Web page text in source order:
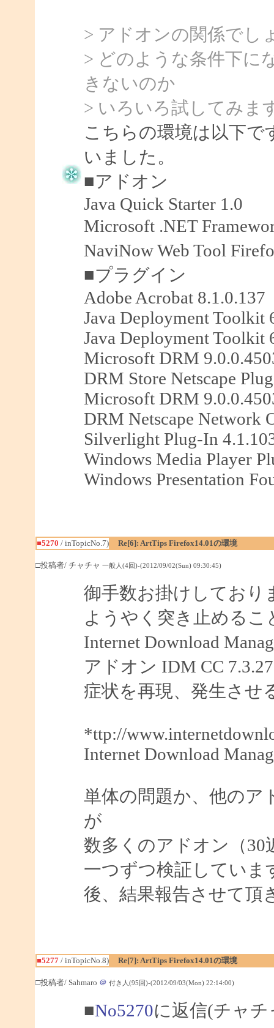
> アドオンの関係でし
> どのような条件下に
きないのか
> いろいろ試してみま
こちらの環境は以下で
いました。
■アドオン
Java Quick Starter 1.0
Microsoft .NET
NaviNow Web Tool
■プラグイン
Adobe Acrobat 8.1.0.137
Java Deployment Toolkit
Java Deployment Toolkit
Microsoft DRM
DRM Store Netscape
Microsoft DRM
DRM Netscape Network
Silverlight Plug-In
Windows Media Player
Windows Presentation
■5270 / inTopicNo.7) Re[6]: ArtTips Firefox14.01の環境
□投稿者/ チャチャ 一般人(4回)-(2012/09/02(Sun) 09:30:45)
御手数お掛けしており
ようやく突き止めるこ
Internet Download
アドオン IDM CC
症状を再現、発生させ
*ttp://
Internet Download
単体の問題か、他のア
が
数多くのアドオン（
一つずつ検証してい
後、結果報告させて頂
■5277/ inTopicNo.8) Re[7]: ArtTips Firefox14.01の環境
□投稿者/ Sahmaro ＠ 付き人(95回)-(2012/09/03(Mon) 22:14:00)
■No5270に返信(チャ